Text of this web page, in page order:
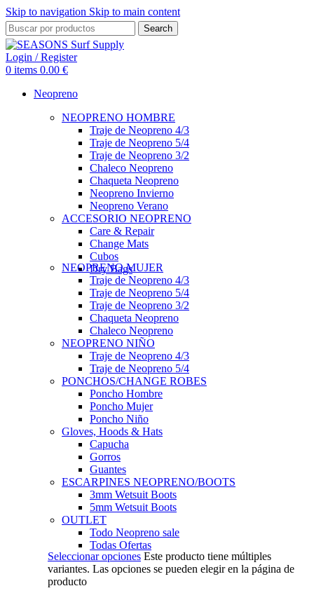
Skip to navigation Skip to main content
Search
Login / Register
0 items 0.00 €
Neopreno
NEOPRENO HOMBRE
Traje de Neopreno 4/3
Traje de Neopreno 5/4
Traje de Neopreno 3/2
Chaleco Neopreno
Chaqueta Neopreno
Neopreno Invierno
Neopreno Verano
ACCESORIO NEOPRENO
Care & Repair
Change Mats
Cubos
Dry Bags
NEOPRENO MUJER
Traje de Neopreno 4/3
Traje de Neopreno 5/4
Traje de Neopreno 3/2
Chaqueta Neopreno
Chaleco Neopreno
NEOPRENO NIÑO
Traje de Neopreno 4/3
Traje de Neopreno 5/4
PONCHOS/CHANGE ROBES
Poncho Hombre
Poncho Mujer
Poncho Niño
Gloves, Hoods & Hats
Capucha
Gorros
Guantes
ESCARPINES NEOPRENO/BOOTS
3mm Wetsuit Boots
5mm Wetsuit Boots
OUTLET
Todo Neopreno sale
Todas Ofertas
Seleccionar opciones Este producto tiene múltiples
variantes. Las opciones se pueden elegir en la página de
producto